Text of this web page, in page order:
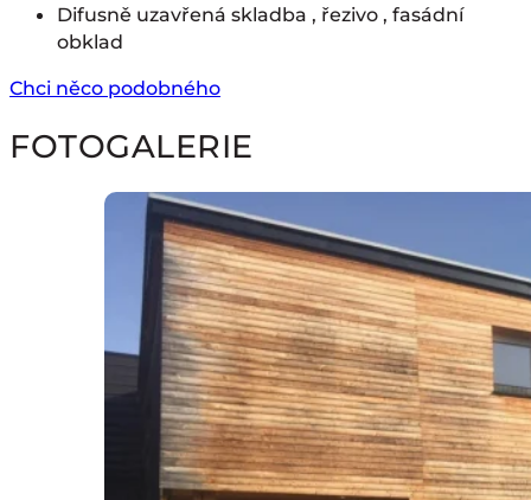
Difusně uzavřená skladba , řezivo , fasádní
obklad
Chci něco podobného
FOTOGALERIE